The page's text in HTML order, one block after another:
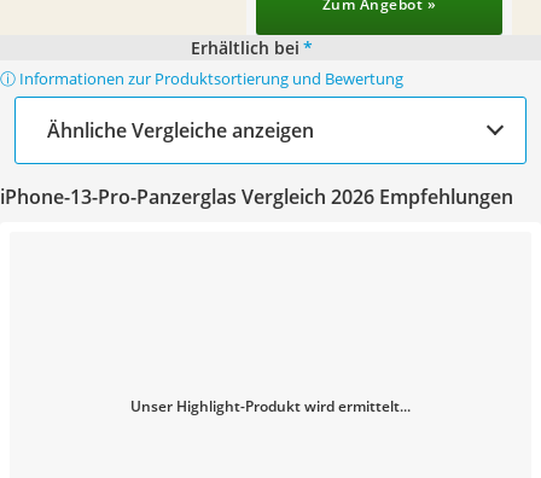
Zum Angebot »
Erhältlich bei *
ⓘ Informationen zur Produktsortierung und Bewertung
Ähnliche Vergleiche anzeigen
iPhone-13-Pro-Panzerglas Vergleich 2026 Empfehlungen
Unser Highlight-Produkt wird ermittelt...